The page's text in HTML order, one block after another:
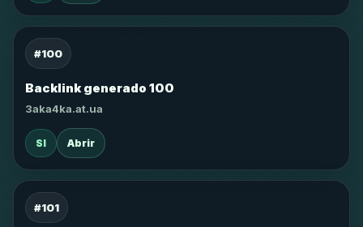
#100
Backlink generado 100
3aka4ka.at.ua
SI Abrir
#101